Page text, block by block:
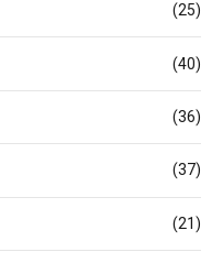
(25)
(40)
(36)
(37)
(21)